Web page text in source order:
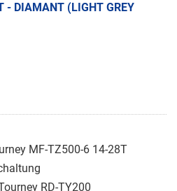
- DIAMANT (LIGHT GREY
MF-TZ500-6 14-28T
RD-TY200